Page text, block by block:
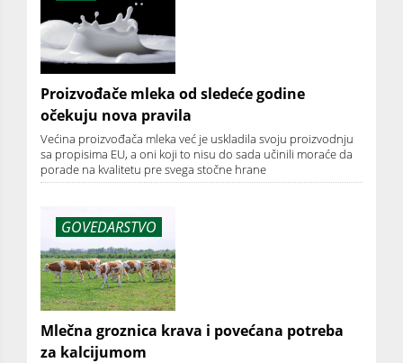
Proizvođače mleka od sledeće godine
očekuju nova pravila
Većina proizvođača mleka već je uskladila svoju proizvodnju
sa propisima EU, a oni koji to nisu do sada učinili moraće da
porade na kvalitetu pre svega stočne hrane
GOVEDARSTVO
Mlečna groznica krava i povećana potreba
za kalcijumom